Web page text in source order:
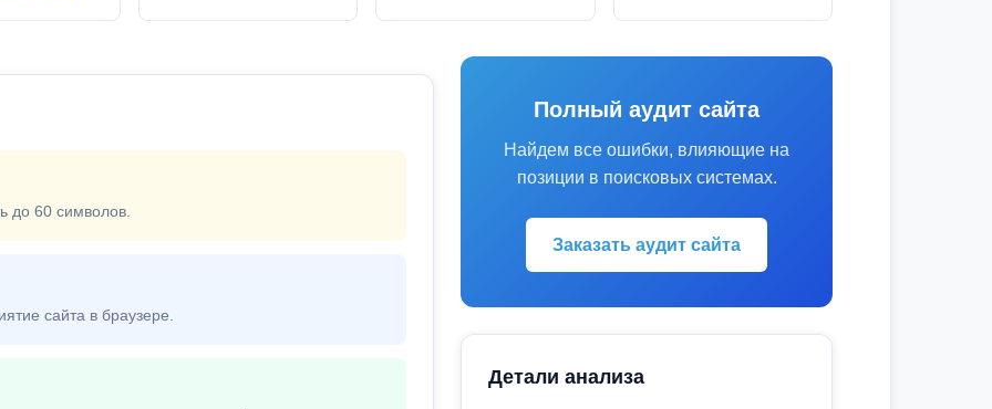
до 60 символов.
сайта в браузере.
Полный аудит сайта
Найдем все ошибки, влияющие на
позиции в поисковых системах.
Заказать аудит сайта
Детали анализа